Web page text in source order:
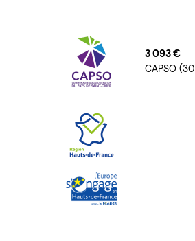
3 093 €
CAPSO